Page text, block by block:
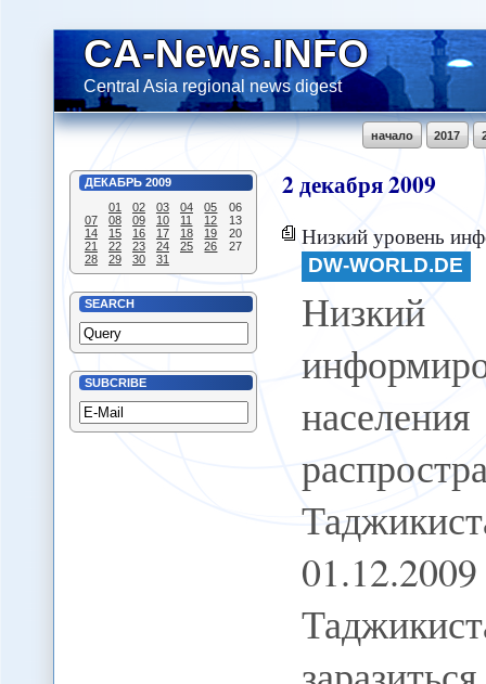
CA-News.INFO
Central Asia regional news digest
2017
начало
ДЕКАБРЬ 2009
01
02 03 04 05
06
07
08 09 10 11 12
13
14
15 16 17 18 19
20
21
22 23 24 25 26
27
28
29 30 31
SEARCH
SUBCRIBE
2декабря2009
Низкий уровень информированности
DW-WORLD.DE